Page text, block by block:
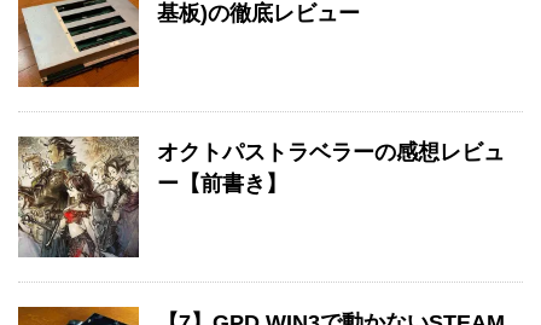
基板)の徹底レビュー
オクトパストラベラーの感想レビュ
ー【前書き】